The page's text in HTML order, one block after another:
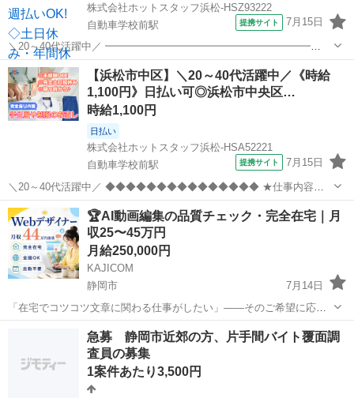
株式会社ホットスタッフ浜松-HSZ93222
自動車学校前駅
提携サイト 7月15日
＼20～40代活躍中／ ━━━━━━━━━━━━━━━━━━━━
【仕事内容】 修繕が必要な衣類を扱う 物流会社さんでのおしごと★
回収した学生服やユニフォームの、 お直し作業を担当していただきま
す! 『ミシンを使う...
静岡 自動車学校前駅 その他
【浜松市中区】＼20～40代活躍中／《時給
1,100円》日払い可◎浜松市中央区…
時給1,100円
日払い
株式会社ホットスタッフ浜松-HSA52221
自動車学校前駅
提携サイト 7月15日
＼20～40代活躍中／ ◆◆◆◆◆◆◆◆◆◆◆◆◆◆◆ ★仕事内容★
◆◆◆◆◆◆◆◆◆◆◆◆◆◆◆ 修繕が必要な衣類を扱う 物流会社さ
んでのおしごと★ 回収した学生服やユニフォームの、 お直し作業を担
当していただきま...
静岡 自動車学校前駅 その他
🏆AI動画編集の品質チェック・完全在宅｜月
収25〜45万円
月給250,000円
KAJICOM
静岡市
7月14日
「在宅でコツコツ文章に関わる仕事がしたい」——そのご希望に応え
ます🌟 弊社のAIコンテンツライターは、 AI生成の文章を確認・修正・
整えるシンプルな仕事です。 文章力より「丁寧に読める力」が大事。
その他 動画編集
急募 静岡市近郊の方、片手間バイト覆面調
査員の募集
1案件あたり3,500円